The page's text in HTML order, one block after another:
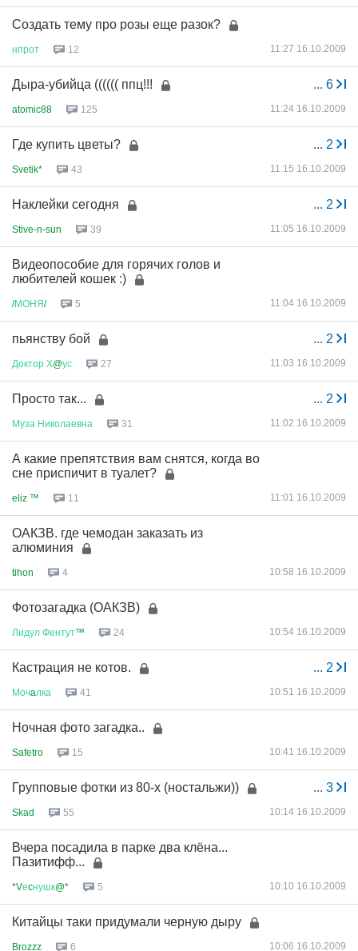
Создать тему про розы еще разок?
нпрот 12 11:27 16.10.2009
... 6
Дыра-убийца (((((( ппц!!!
atomic88 125 11:24 16.10.2009
... 2
Где купить цветы?
Svetik* 43 11:15 16.10.2009
... 2
Наклейки сегодня
Stive-n-sun 39 11:05 16.10.2009
Видеопособие для горячих голов и
любителей кошек :)
/МОНЯ/ 5 11:04 16.10.2009
... 2
пьянству бой
Доктор Х@ус 27 11:03 16.10.2009
... 2
Просто так...
Муза Николаевна 31 11:02 16.10.2009
А какие препятствия вам снятся, когда во
сне приспичит в туалет?
eliz ™ 11 11:01 16.10.2009
ОАКЗВ. где чемодан заказать из
алюминия
tihon 4 10:58 16.10.2009
Фотозагадка (ОАКЗВ)
Лидул Фентут™ 24 10:54 16.10.2009
... 2
Кастрация не котов.
Мочaлка 41 10:51 16.10.2009
Ночная фото загадка..
Safetro 15 10:41 16.10.2009
... 3
Групповые фотки из 80-х (ностальжи))
Skad 55 10:14 16.10.2009
Вчера посадила в парке два клёна...
Пазитифф...
*Vеcнушк@* 5 10:10 16.10.2009
Китайцы таки придумали черную дыру
Brozzz 6 10:06 16.10.2009